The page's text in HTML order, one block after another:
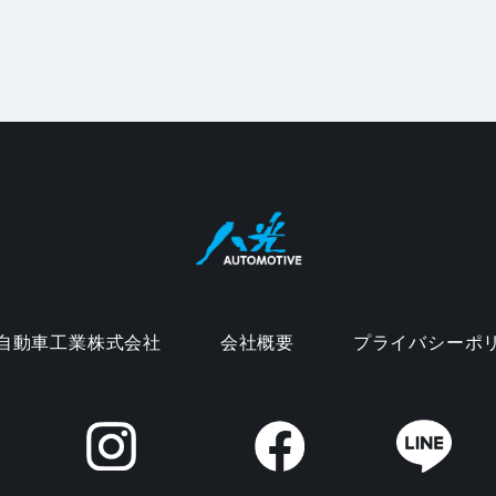
動車工業株式会社 会社概要 プライバシーポ